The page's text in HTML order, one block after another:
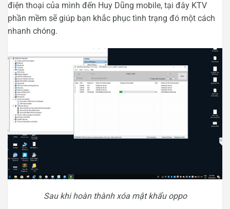
điện thoại của mình đến Huy Dũng mobile, tại đây KTV
phần mềm sẽ giúp bạn khắc phục tình trạng đó một cách
nhanh chóng.
Sau khi hoàn thành xóa mật khẩu oppo